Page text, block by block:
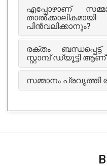
എപ്പോഴാണ്
പിൻവലിക്കാനും?
രക്തം
സ്റ്റാമ്പ് ഡ്യൂട്ടി
സമ്മാനം പ്രവൃത്തി